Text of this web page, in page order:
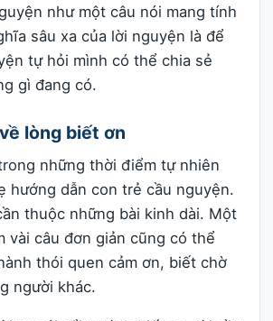
như một câu nói mang tính
sâu xa của lời nguyện là để
tự hỏi mình có thể chia sẻ
gì đang có.
lòng biết ơn
những thời điểm tự nhiên
hướng dẫn con trẻ cầu nguyện.
thuộc những bài kinh dài. Một
vài câu đơn giản cũng có thể
thói quen cảm ơn, biết chờ
người khác.